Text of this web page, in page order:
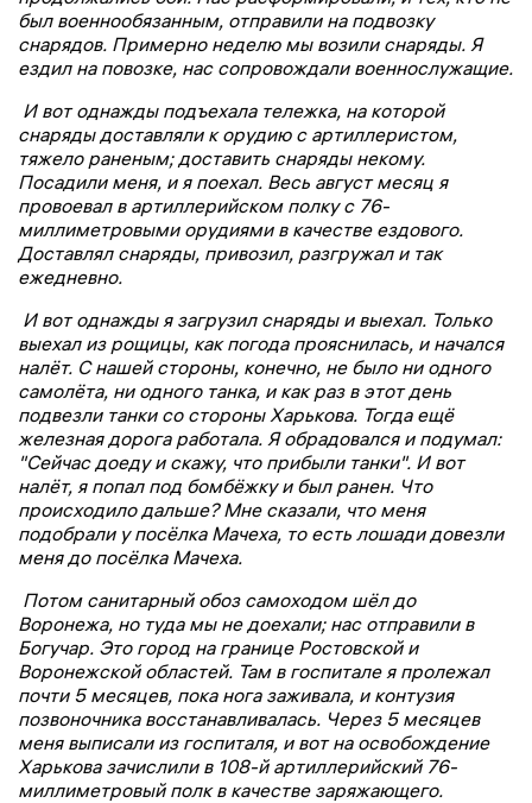
был военнообязанным, отправили на подвозку
снарядов. Примерно неделю мы возили снаряды. Я
ездил на повозке, нас сопровождали военнослужащие.
И вот однажды подъехала тележка, на которой
снаряды доставляли к орудию с артиллеристом,
тяжело раненым; доставить снаряды некому.
Посадили меня, и я поехал. Весь август месяц я
провоевал в артиллерийском полку с 76-
миллиметровыми орудиями в качестве ездового.
Доставлял снаряды, привозил, разгружал и так
ежедневно.
И вот однажды я загрузил снаряды и выехал. Только
выехал из рощицы, как погода прояснилась, и начался
налёт. С нашей стороны, конечно, не было ни одного
самолёта, ни одного танка, и как раз в этот день
подвезли танки со стороны Харькова. Тогда ещё
железная дорога работала. Я обрадовался и подумал:
"Сейчас доеду и скажу, что прибыли танки". И вот
налёт, я попал под бомбёжку и был ранен. Что
происходило дальше? Мне сказали, что меня
подобрали у посёлка Мачеха, то есть лошади довезли
меня до посёлка Мачеха.
Потом санитарный обоз самоходом шёл до
Воронежа, но туда мы не доехали; нас отправили в
Богучар. Это город на границе Ростовской и
Воронежской областей. Там в госпитале я пролежал
почти 5 месяцев, пока нога заживала, и контузия
позвоночника восстанавливалась. Через 5 месяцев
меня выписали из госпиталя, и вот на освобождение
Харькова зачислили в 108-й артиллерийский 76-
миллиметровый полк в качестве заряжающего.